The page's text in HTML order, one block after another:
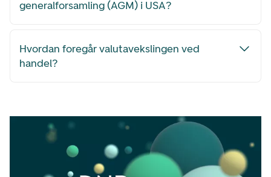
generalforsamling (AGM) i USA?
Hvordan foregår valutavekslingen ved
handel?